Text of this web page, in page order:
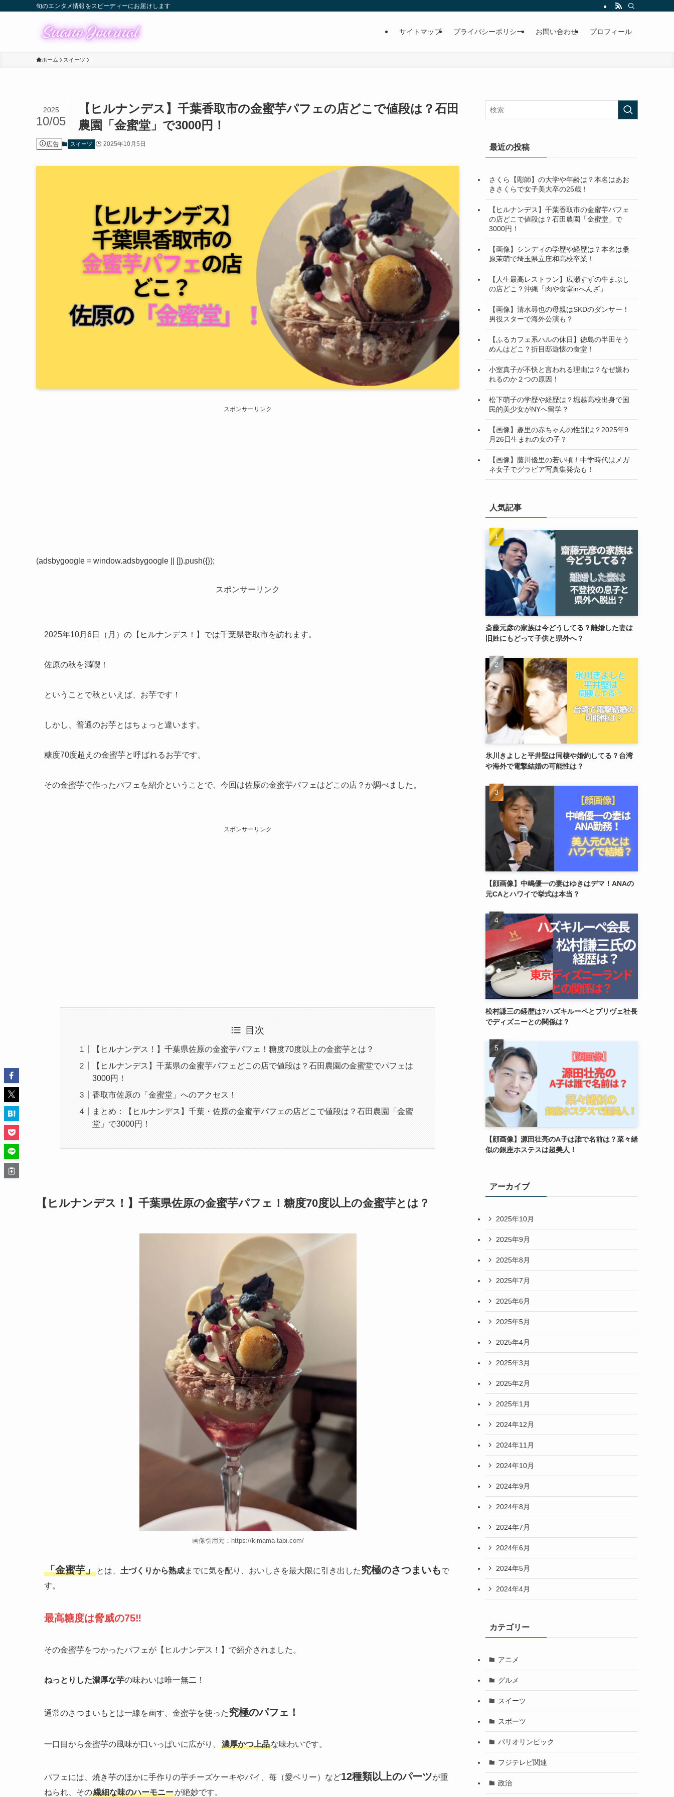
旬のエンタメ情報をスピーディーにお届けします
サイトマップ プライバシーポリシー お問い合わせ プロフィール
ホーム スイーツ
【ヒルナンデス】千葉香取市の金蜜芋パフェの店どこで値段は？石田
農園「金蜜堂」で3000円！
2025
10/05
広告 スイーツ 2025年10月5日
スポンサーリンク
(adsbygoogle = window.adsbygoogle || []).push({});
スポンサーリンク
2025年10月6日（月）の【ヒルナンデス！】では千葉県香取市を訪れます。
佐原の秋を満喫！
ということで秋といえば、お芋です！
しかし、普通のお芋とはちょっと違います。
糖度70度超えの金蜜芋と呼ばれるお芋です。
その金蜜芋で作ったパフェを紹介ということで、今回は佐原の金蜜芋パフェはどこの店？か調べました。
スポンサーリンク
目次
【ヒルナンデス！】千葉県佐原の金蜜芋パフェ！糖度70度以上の金蜜芋とは？
【ヒルナンデス】千葉県の金蜜芋パフェどこの店で値段は？石田農園の金蜜堂でパフェは
3000円！
香取市佐原の「金蜜堂」へのアクセス！
まとめ：【ヒルナンデス】千葉・佐原の金蜜芋パフェの店どこで値段は？石田農園「金蜜
堂」で3000円！
【ヒルナンデス！】千葉県佐原の金蜜芋パフェ！糖度70度以上の金蜜芋とは？
画像引用元：https://kimama-tabi.com/
「金蜜芋」 とは、 土づくりから熟成までに気を配り、おいしさを最大限に引き出した究極のさつまいもで
す。
最高糖度は脅威の75‼
その金蜜芋をつかったパフェが【ヒルナンデス！】で紹介されました。
ねっとりした濃厚な芋の味わいは唯一無二！
通常のさつまいもとは一線を画す、金蜜芋を使った究極のパフェ！
一口目から金蜜芋の風味が口いっぱいに広がり、 濃厚かつ上品な味わいです。
パフェには、焼き芋のほかに手作りの芋チーズケーキやパイ、苺（愛ベリー）など12種類以上のパーツが重
ねられ、その繊細な味のハーモニーが絶妙です。
最近の投稿
さくら【彫師】の大学や年齢は？本名はあお
きさくらで女子美大卒の25歳！
【ヒルナンデス】千葉香取市の金蜜芋パフェ
の店どこで値段は？石田農園「金蜜堂」で
3000円！
【画像】シンディの学歴や経歴は？本名は桑
原茉萌で埼玉県立庄和高校卒業！
【人生最高レストラン】広瀬すずの牛まぶし
の店どこ？沖縄「肉や食堂inへんざ」
【画像】清水尋也の母親はSKDのダンサー！
男役スターで海外公演も？
【ふるカフェ系ハルの休日】徳島の半田そう
めんはどこ？折目邸遊懐の食堂！
小室真子が不快と言われる理由は？なぜ嫌わ
れるのか２つの原因！
松下萌子の学歴や経歴は？堀越高校出身で国
民的美少女がNYへ留学？
【画像】趣里の赤ちゃんの性別は？2025年9
月26日生まれの女の子？
【画像】藤川優里の若い頃！中学時代はメガ
ネ女子でグラビア写真集発売も！
人気記事
斎藤元彦の家族は今どうしてる？離婚した妻は
旧姓にもどって子供と県外へ？
氷川きよしと平井堅は同棲や婚約してる？台湾
や海外で電撃結婚の可能性は？
【顔画像】中嶋優一の妻はゆきはデマ！ANAの
元CAとハワイで挙式は本当？
松村謙三の経歴は?ハズキルーペとプリヴェ社長
でディズニーとの関係は？
【顔画像】源田壮亮のA子は誰で名前は？菜々緒
似の銀座ホステスは超美人！
アーカイブ
2025年10月
2025年9月
2025年8月
2025年7月
2025年6月
2025年5月
2025年4月
2025年3月
2025年2月
2025年1月
2024年12月
2024年11月
2024年10月
2024年9月
2024年8月
2024年7月
2024年6月
2024年5月
2024年4月
カテゴリー
アニメ
グルメ
スイーツ
スポーツ
パリオリンピック
フジテレビ関連
政治